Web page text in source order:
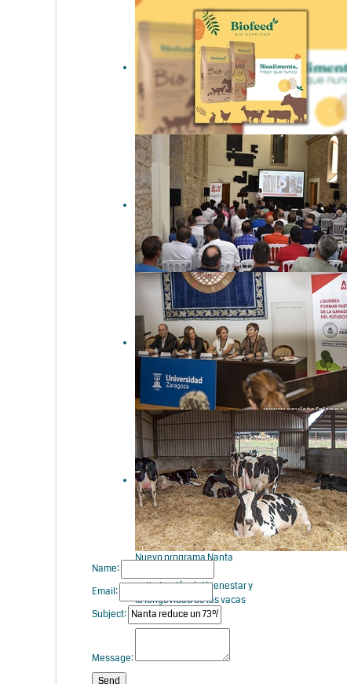
Nanta reduce un 85% el uso
de antibióticos en sus
piensos gracias al proyecto
Nutrición Sostenible
Biofeed: la apuesta de
Nanta por una producción
ecológica de calidad
El III Simposio
#RecríaconPrima profundiza
en cómo maximizar el
bienestar animal de las
terneras
Cerca de 100 expertos
debaten en Zaragoza sobre
el reto de la sostenibilidad
del sector ganadero
Nuevo programa Nanta
optimización del bienestar y
la longevidad de las vacas
lecheras
Name:
Email:
Subject:
Message: